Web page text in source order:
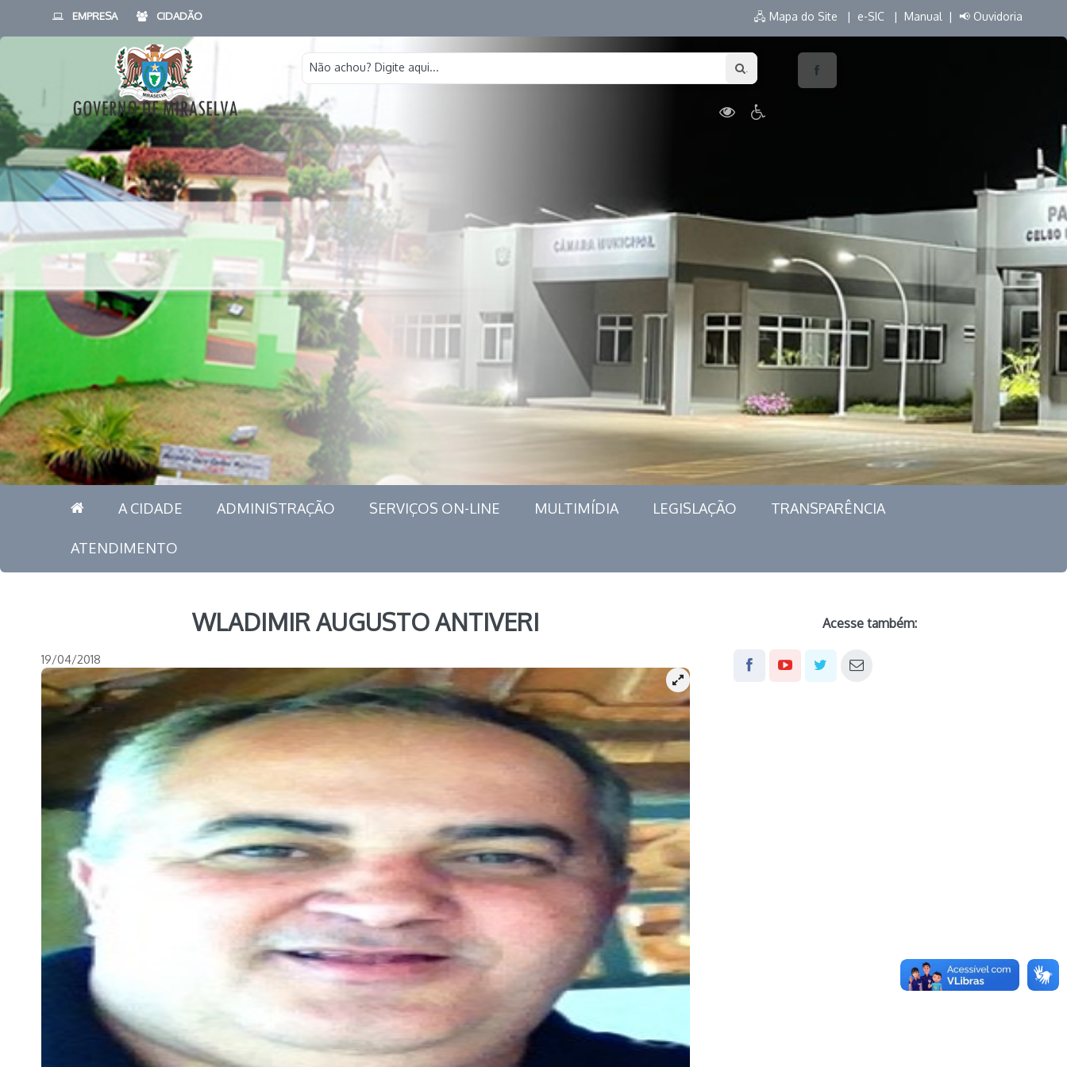
🖧 Mapa do Site | e-SIC | Manual | 📢 Ouvidoria
EMPRESA CIDADÃO
Não achou? Digite aqui...
A CIDADE ADMINISTRAÇÃO SERVIÇOS ON-LINE MULTIMÍDIA LEGISLAÇÃO TRANSPARÊNCIA
ATENDIMENTO
WLADIMIR AUGUSTO ANTIVERI
19/04/2018
Acesse também: